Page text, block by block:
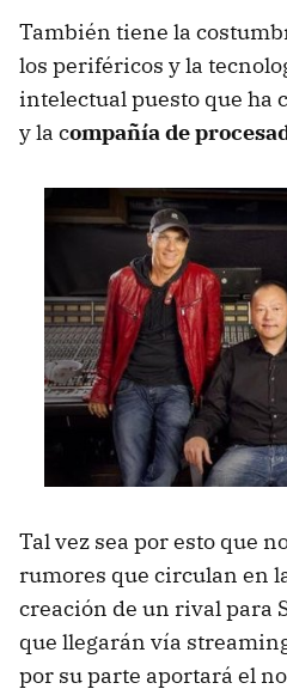
También tiene la
los periféricos y la
intelectual puesto que ha
y la compañía de
Tal vez sea por esto que
rumores que circulan en
creación de un rival para
que llegarán vía
por su parte aportará el